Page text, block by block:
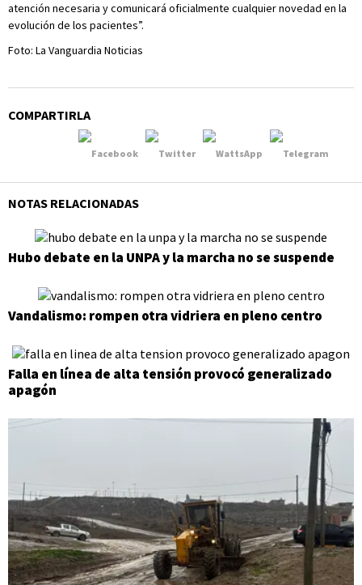
atención necesaria y comunicará oficialmente cualquier novedad en la
evolución de los pacientes”.
Foto: La Vanguardia Noticias
COMPARTIRLA
NOTAS RELACIONADAS
Hubo debate en la UNPA y la marcha no se suspende
Vandalismo: rompen otra vidriera en pleno centro
Falla en línea de alta tensión provocó generalizado
apagón